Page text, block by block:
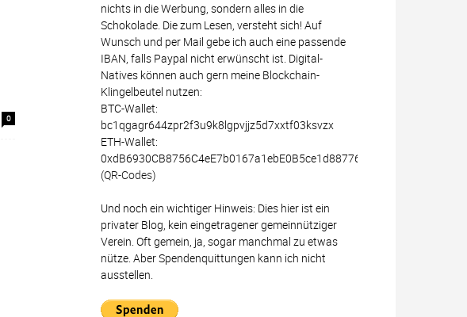
0
nichts in die Werbung, sondern alles in die
Schokolade. Die zum Lesen, versteht sich! Auf
Wunsch und per Mail gebe ich auch eine passende
IBAN, falls Paypal nicht erwünscht ist. Digital-
Natives können auch gern meine Blockchain-
Klingelbeutel nutzen:
BTC-Wallet:
bc1qgagr644zpr2f3u9k8lgpvjjz5d7xxtf03ksvzx
ETH-Wallet:
0xdB6930CB8756C4eE7b0167a1ebE0B5ce1d887766
(QR-Codes)
Und noch ein wichtiger Hinweis: Dies hier ist ein
privater Blog, kein eingetragener gemeinnütziger
Verein. Oft gemein, ja, sogar manchmal zu etwas
nütze. Aber Spendenquittungen kann ich nicht
ausstellen.